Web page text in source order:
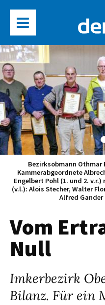
Bezirksobmann Othmar
Kammerabgeordnete
Engelbert Pohl (1. und 2.
(v.l.): Alois Stecher, Walter
Alfred Gander
Vom
Null
Imkerbezirk
Bilanz. Für ein